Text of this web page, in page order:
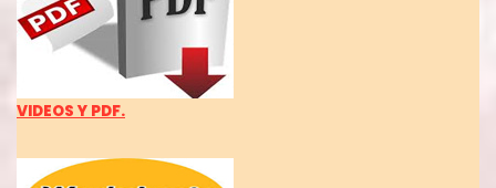
VIDEOS Y PDF.